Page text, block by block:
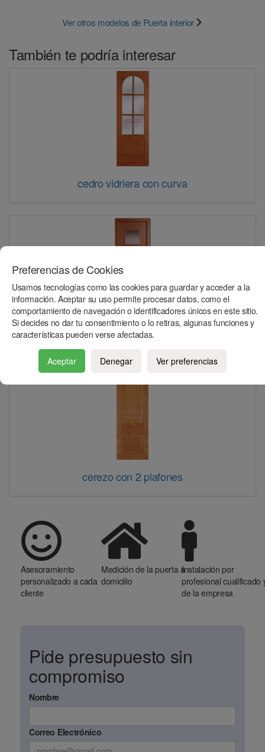
Ver otros modelos de Puerta interior
También te podría interesar
cedro vidriera con curva
cedro vidriera japonesa con 4 vidrios
cerezo con 2 plafones
Asesoramiento
personalizado a cada
cliente
Medición de la puerta a
domicilio
Instalación por
profesional cualificado
de la empresa
Pide presupuesto sin
compromiso
Nombre
Correo Electrónico
Preferencias de Cookies
Usamos tecnologías como las cookies para guardar y acceder a la
información. Aceptar su uso permite procesar datos, como el
comportamiento de navegación o identificadores únicos en este sitio.
Si decides no dar tu consentimiento o lo retiras, algunas funciones y
características pueden verse afectadas.
Aceptar Denegar Ver preferencias